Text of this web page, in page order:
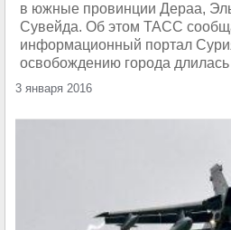
в южные провинции Дераа,
Сувейда. Об этом ТАСС
информационный портал
освобождению города длилась
3 января 2016